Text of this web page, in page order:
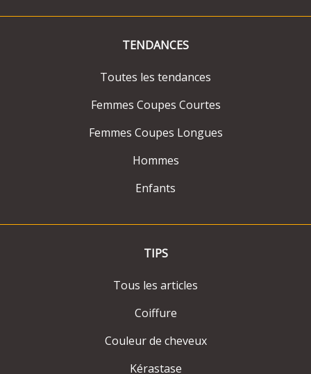
TENDANCES
Toutes les tendances
Femmes Coupes Courtes
Femmes Coupes Longues
Hommes
Enfants
TIPS
Tous les articles
Coiffure
Couleur de cheveux
Kérastase